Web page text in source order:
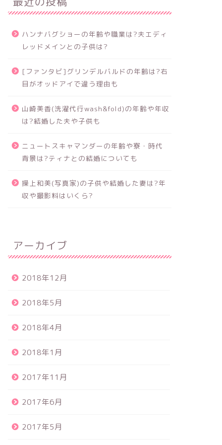
ハンナバグショーの年齢や職業は?夫エディ
レッドメインとの子供は?
[ファンタビ]グリンデルバルドの年齢は?右
目がオッドアイで違う理由も
山崎美香(洗濯代行wash&fold)の年齢や年収
は?結婚した夫や子供も
ニュートスキャマンダーの年齢や寮・時代
背景は?ティナとの結婚についても
操上和美(写真家)の子供や結婚した妻は?年
収や撮影料はいくら?
アーカイブ
2018年12月
2018年5月
2018年4月
2018年1月
2017年11月
2017年6月
2017年5月